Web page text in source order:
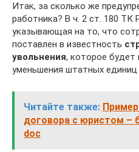
Итак, за сколько же
работника? В ч. 2 ст. 180 ТК
указывающая на то, что
поставлен в известность
увольнения, которое будет
уменьшения штатных единиц
Читайте также:
договора с юристом –
doc